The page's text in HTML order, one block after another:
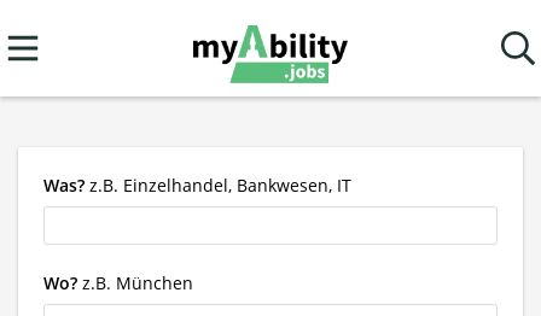
Was? z.B. Einzelhandel, Bankwesen, IT
Wo? z.B. München